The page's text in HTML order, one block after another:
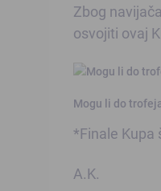
Zbog
osvojiti ovaj
Mogu li do
*Finale Kupa
A.K.